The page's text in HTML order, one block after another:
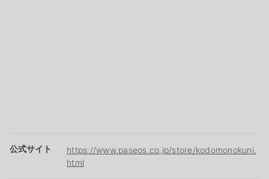
公式サイト
https://www.paseos.co.jp/store/kodomonokuni.
html